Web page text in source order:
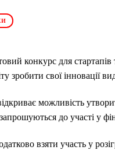
конкурс для
зробити свої інновації
можливість
до участі у
взяти участь у